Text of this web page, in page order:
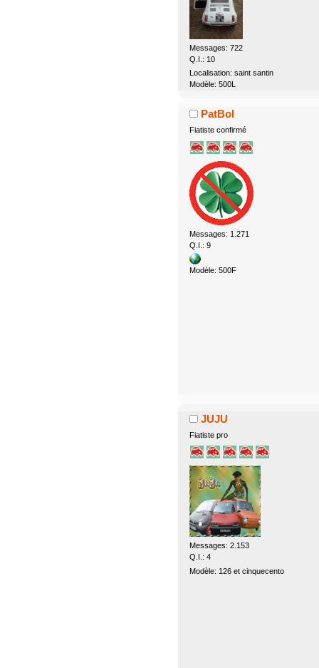
Messages: 722
Q.I.: 10
Localisation: saint santin
Modèle: 500L
PatBol
Fiatiste confirmé
Messages: 1.271
Q.I.: 9
Modèle: 500F
JUJU
Fiatiste pro
Messages: 2.153
Q.I.: 4
Modèle: 126 et cinquecento